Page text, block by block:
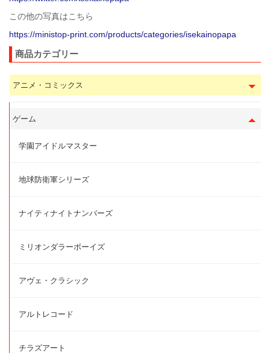
この他の写真はこちら
https://ministop-print.com/products/categories/isekainopapa
商品カテゴリー
アニメ・コミックス
ゲーム
学園アイドルマスター
地球防衛軍シリーズ
ナイティナイトナンバーズ
ミリオンダラーボーイズ
アヴェ・クラシック
アルトレコード
チラズアート